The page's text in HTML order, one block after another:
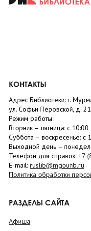
КОНТАКТЫ
Адрес Библиотеки: г.
ул. Софьи Перовской, д.
Режим работы:
Вторник – пятница: с
Суббота – воскресенье: c
Выходной день –
Телефон для справок: +7
E-mail: ruslib@mgounb.ru
Политика обработки
РАЗДЕЛЫ САЙТА
Афиша